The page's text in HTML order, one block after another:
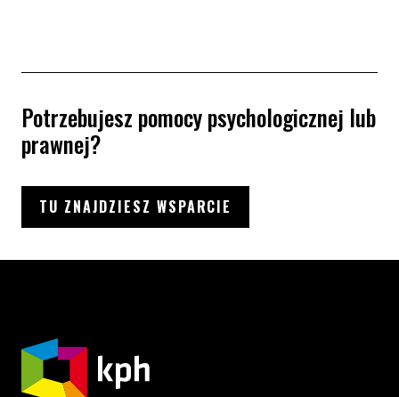
Potrzebujesz pomocy psychologicznej lub
prawnej?
TU ZNAJDZIESZ WSPARCIE